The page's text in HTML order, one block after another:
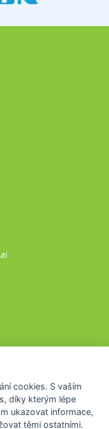
cookies. S vaším
díky kterým lépe
ukazovat informace,
těmi ostatními.